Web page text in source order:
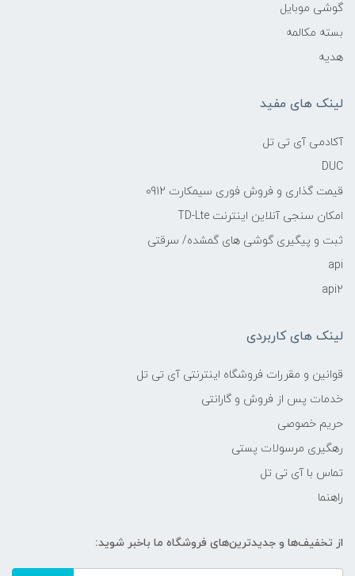
گوشی موبایل
بسته مکالمه
هدیه
لینک های مفید
آکادمی آی تی تل
DUC
قیمت گذاری و فروش فوری سیمکارت 0912
امکان سنجی آنلاین اینترنت TD-Lte
ثبت و پیگیری گوشی های گمشده/ سرقتی
api
api2
لینک های کاربردی
قوانین و مقررات فروشگاه اینترنتی آی تی تل
خدمات پس از فروش و گارانتی
حریم خصوصی
رهگیری مرسولات پستی
تماس با آی تی تل
راهنما
از تخفیف‌ها و جدیدترین‌های فروشگاه ما باخبر شوید: